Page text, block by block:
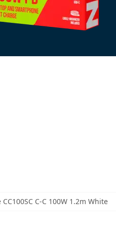
CC100SC C-C 100W 1.2m White